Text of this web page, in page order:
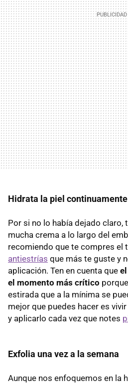
Hidrata la piel continuamente
Por si no lo había dejado claro,
mucha crema a lo largo del
recomiendo que te compres el
antiestrías que más te guste y
aplicación. Ten en cuenta que
el momento más crítico
estirada que a la mínima se
mejor que puedes hacer es
y aplicarlo cada vez que notes
Exfolia una vez a la semana
Aunque nos enfoquemos en la